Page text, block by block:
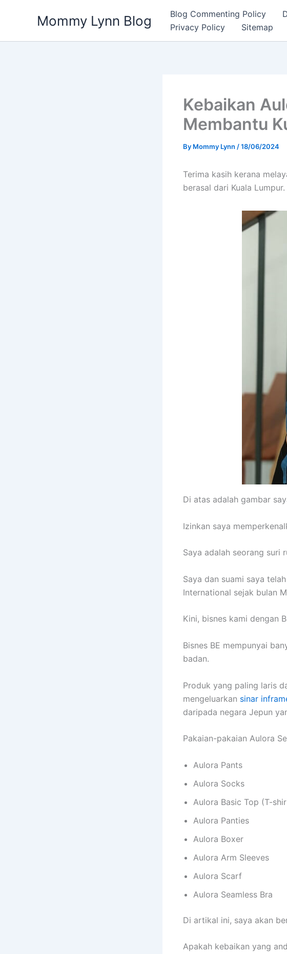
Mommy Lynn Blog Blog Commenting Policy
Privacy Policy
Sitemap
Kebaikan
Membantu
By Mommy Lynn /18/06/2024
Terima kasih kerana
berasal dari Kuala Lumpur.
Di atas adalah gambar
Izinkan saya
Saya adalah seorang suri
Saya dan suami saya
International sejak bulan
Kini, bisnes kami dengan
Bisnes BE mempunyai
badan.
Produk yang paling laris
mengeluarkan sinar
daripada negara Jepun
Pakaian-pakaian Aulora
Aulora Pants
Aulora Socks
Aulora Basic Top (T-
Aulora Panties
Aulora Boxer
Aulora Arm Sleeves
Aulora Scarf
Aulora Seamless Bra
Di artikal ini, saya akan
Apakah kebaikan yang